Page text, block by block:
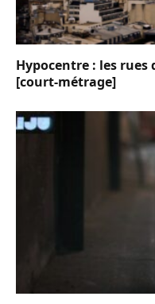
Hypocentre : les rues
[court-métrage]